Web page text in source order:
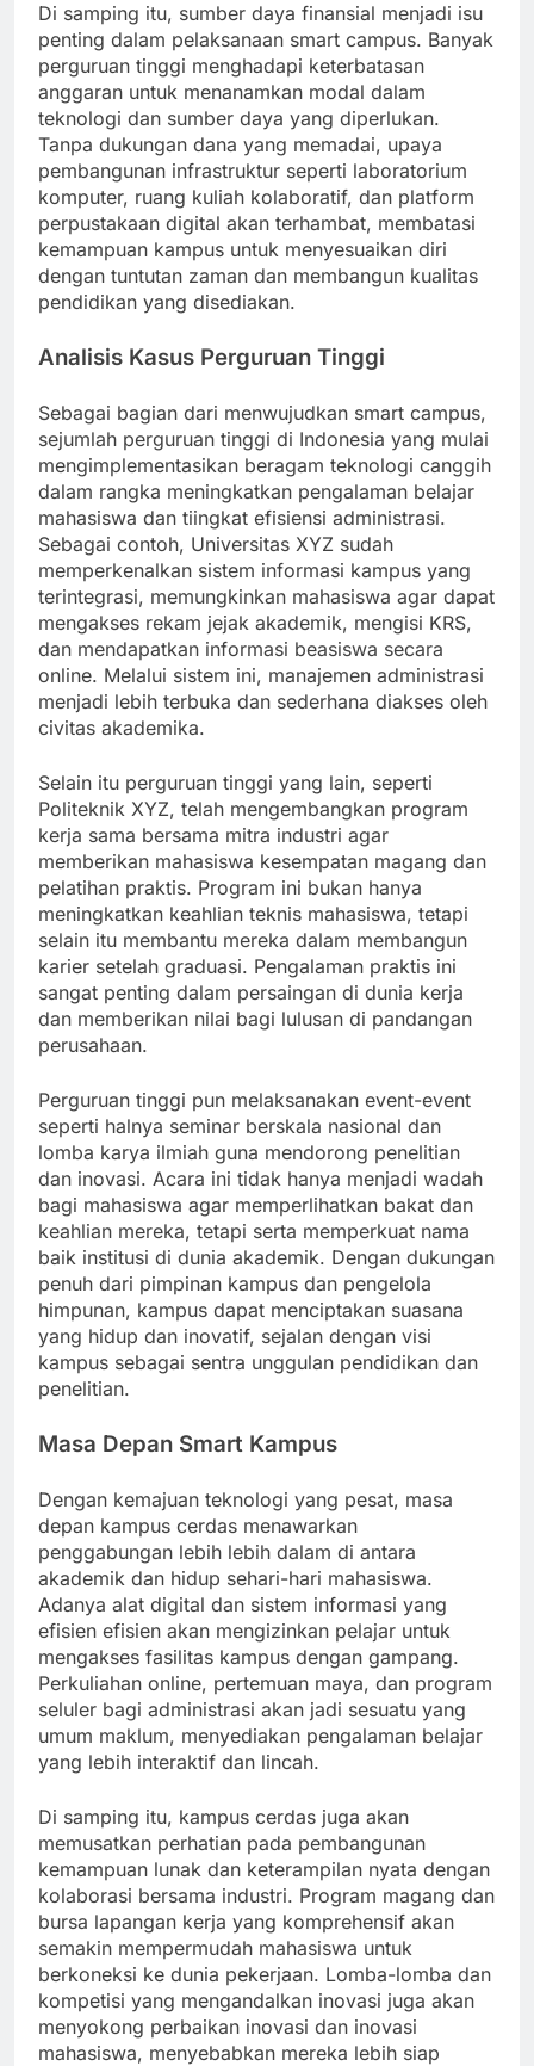
Di samping itu, sumber daya finansial menjadi isu
penting dalam pelaksanaan smart campus. Banyak
perguruan tinggi menghadapi keterbatasan
anggaran untuk menanamkan modal dalam
teknologi dan sumber daya yang diperlukan.
Tanpa dukungan dana yang memadai, upaya
pembangunan infrastruktur seperti laboratorium
komputer, ruang kuliah kolaboratif, dan platform
perpustakaan digital akan terhambat, membatasi
kemampuan kampus untuk menyesuaikan diri
dengan tuntutan zaman dan membangun kualitas
pendidikan yang disediakan.
Analisis Kasus Perguruan Tinggi
Sebagai bagian dari menwujudkan smart campus,
sejumlah perguruan tinggi di Indonesia yang mulai
mengimplementasikan beragam teknologi canggih
dalam rangka meningkatkan pengalaman belajar
mahasiswa dan tiingkat efisiensi administrasi.
Sebagai contoh, Universitas XYZ sudah
memperkenalkan sistem informasi kampus yang
terintegrasi, memungkinkan mahasiswa agar dapat
mengakses rekam jejak akademik, mengisi KRS,
dan mendapatkan informasi beasiswa secara
online. Melalui sistem ini, manajemen administrasi
menjadi lebih terbuka dan sederhana diakses oleh
civitas akademika.
Selain itu perguruan tinggi yang lain, seperti
Politeknik XYZ, telah mengembangkan program
kerja sama bersama mitra industri agar
memberikan mahasiswa kesempatan magang dan
pelatihan praktis. Program ini bukan hanya
meningkatkan keahlian teknis mahasiswa, tetapi
selain itu membantu mereka dalam membangun
karier setelah graduasi. Pengalaman praktis ini
sangat penting dalam persaingan di dunia kerja
dan memberikan nilai bagi lulusan di pandangan
perusahaan.
Perguruan tinggi pun melaksanakan event-event
seperti halnya seminar berskala nasional dan
lomba karya ilmiah guna mendorong penelitian
dan inovasi. Acara ini tidak hanya menjadi wadah
bagi mahasiswa agar memperlihatkan bakat dan
keahlian mereka, tetapi serta memperkuat nama
baik institusi di dunia akademik. Dengan dukungan
penuh dari pimpinan kampus dan pengelola
himpunan, kampus dapat menciptakan suasana
yang hidup dan inovatif, sejalan dengan visi
kampus sebagai sentra unggulan pendidikan dan
penelitian.
Masa Depan Smart Kampus
Dengan kemajuan teknologi yang pesat, masa
depan kampus cerdas menawarkan
penggabungan lebih lebih dalam di antara
akademik dan hidup sehari-hari mahasiswa.
Adanya alat digital dan sistem informasi yang
efisien efisien akan mengizinkan pelajar untuk
mengakses fasilitas kampus dengan gampang.
Perkuliahan online, pertemuan maya, dan program
seluler bagi administrasi akan jadi sesuatu yang
umum maklum, menyediakan pengalaman belajar
yang lebih interaktif dan lincah.
Di samping itu, kampus cerdas juga akan
memusatkan perhatian pada pembangunan
kemampuan lunak dan keterampilan nyata dengan
kolaborasi bersama industri. Program magang dan
bursa lapangan kerja yang komprehensif akan
semakin mempermudah mahasiswa untuk
berkoneksi ke dunia pekerjaan. Lomba-lomba dan
kompetisi yang mengandalkan inovasi juga akan
menyokong perbaikan inovasi dan inovasi
mahasiswa, menyebabkan mereka lebih siap